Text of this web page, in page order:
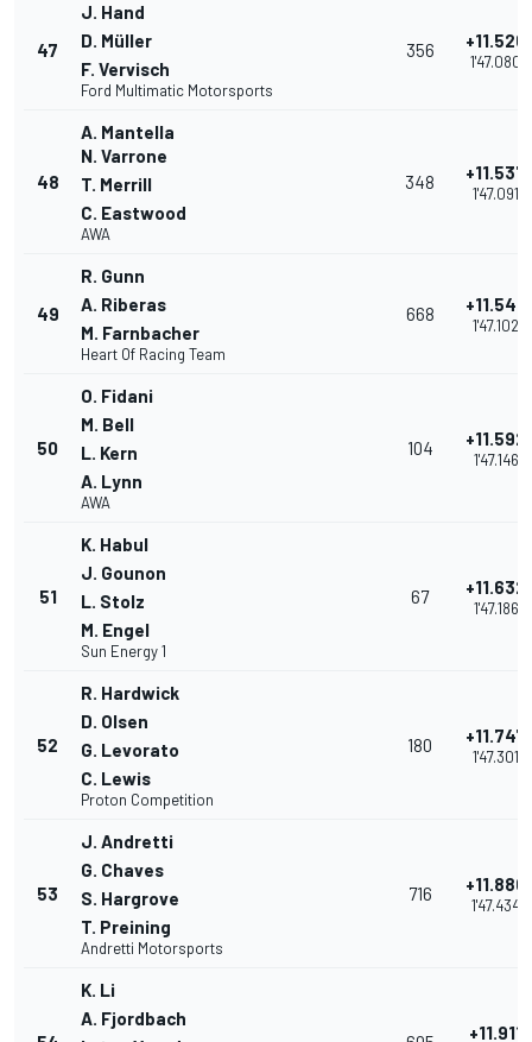
47
J. Hand
D. Müller
F. Vervisch
Ford Multimatic Motorsports
356 +11.526
1'47.080
48
A. Mantella
N. Varrone
T. Merrill
C. Eastwood
AWA
348 +11.537
1'47.091
49
R. Gunn
A. Riberas
M. Farnbacher
Heart Of Racing Team
668 +11.548
1'47.102
50
O. Fidani
M. Bell
L. Kern
A. Lynn
AWA
104 +11.592
1'47.146
51
K. Habul
J. Gounon
L. Stolz
M. Engel
Sun Energy 1
67 +11.632
1'47.186
52
R. Hardwick
D. Olsen
G. Levorato
C. Lewis
Proton Competition
180 +11.747
1'47.301
53
J. Andretti
G. Chaves
S. Hargrove
T. Preining
Andretti Motorsports
716 +11.880
1'47.434
K. Li
A. Fjordbach
+11.911